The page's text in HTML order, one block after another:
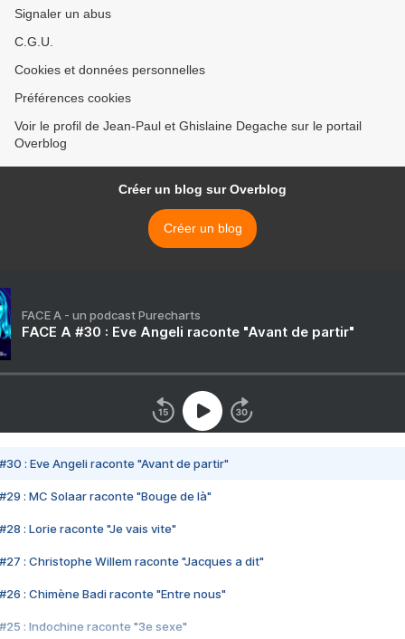
Signaler un abus
C.G.U.
Cookies et données personnelles
Préférences cookies
Voir le profil de Jean-Paul et Ghislaine Degache sur le portail
Overblog
Créer un blog sur Overblog
Créer un blog
FACE A - un podcast Purecharts
FACE A #30 : Eve Angeli raconte "Avant de partir"
#30 : Eve Angeli raconte "Avant de partir"
#29 : MC Solaar raconte "Bouge de là"
#28 : Lorie raconte "Je vais vite"
#27 : Christophe Willem raconte "Jacques a dit"
#26 : Chimène Badi raconte "Entre nous"
#25 : Indochine raconte "3e sexe"